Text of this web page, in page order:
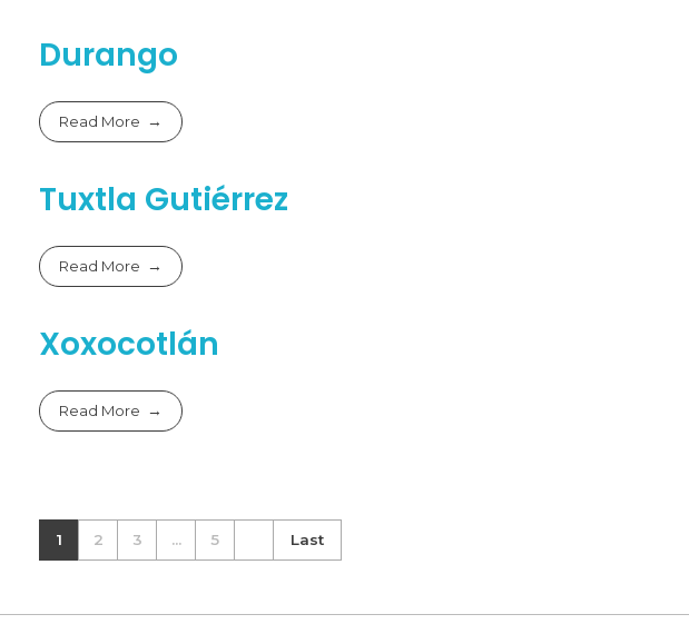
Durango
Read More
Tuxtla Gutiérrez
Read More
Xoxocotlán
Read More
1 2 3 ... 5 Last